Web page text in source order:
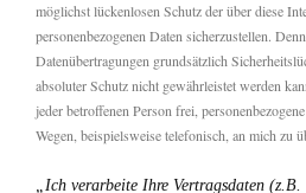
möglichst lückenlosen Schutz der über diese
personenbezogenen Daten sicherzustellen.
Datenübertragungen grundsätzlich
absoluter Schutz nicht gewährleistet werden
jeder betroffenen Person frei,
Wegen, beispielsweise telefonisch, an mich zu
„Ich verarbeite Ihre Vertragsdaten (z.B.